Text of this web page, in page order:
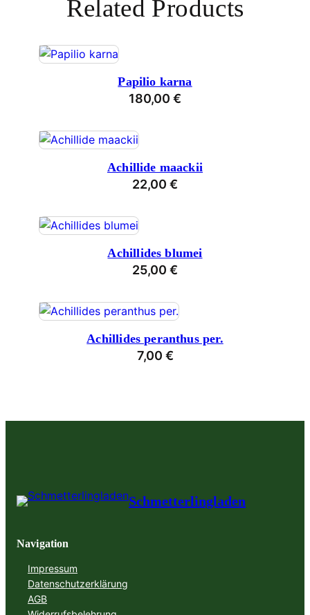
Related Products
Papilio karna
180,00 €
Achillide maackii
22,00 €
Achillides blumei
25,00 €
Achillides peranthus per.
7,00 €
Schmetterlingladen
Navigation
Impressum
Datenschutzerklärung
AGB